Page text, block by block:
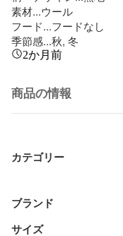
素材...ウール
フード...フードなし
季節感...秋, 冬
2か月前
商品の情報
カテゴリー
ブランド
サイズ